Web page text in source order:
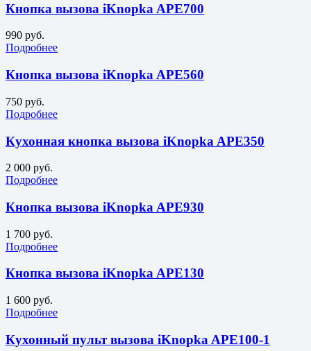
Кнопка вызова iKnopka APE700
990 руб.
Подробнее
Кнопка вызова iKnopka APE560
750 руб.
Подробнее
Кухонная кнопка вызова iKnopka APE350
2 000 руб.
Подробнее
Кнопка вызова iKnopka APE930
1 700 руб.
Подробнее
Кнопка вызова iKnopka APE130
1 600 руб.
Подробнее
Кухонный пульт вызова iKnopka APE100-1